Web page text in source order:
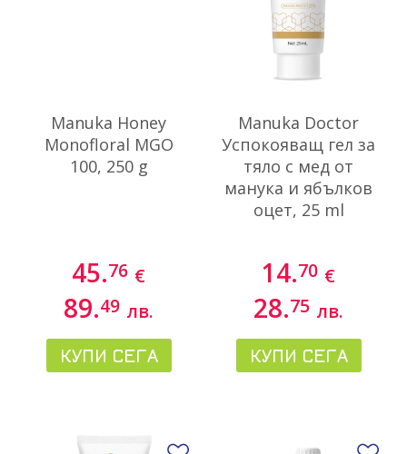
Manuka Honey
Monofloral MGO
100, 250 g
45.76 €
89.49 лв.
КУПИ СЕГА
Manuka Doctor
Успокояващ гел за
тяло с мед от
манука и ябълков
оцет, 25 ml
14.70 €
28.75 лв.
КУПИ СЕГА